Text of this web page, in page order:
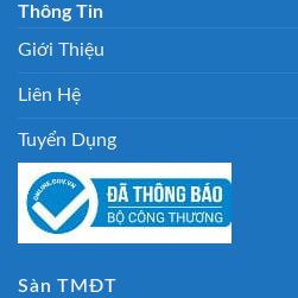
Thông Tin
Giới Thiệu
Liên Hệ
Tuyển Dụng
Sàn TMĐT